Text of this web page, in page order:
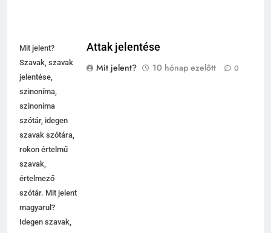
Mit jelent?
Szavak, szavak
jelentése,
szinoníma,
szinoníma
szótár, idegen
szavak szótára,
rokon értelmű
szavak,
értelmező
szótár. Mit jelent
magyarul?
Idegen szavak,
Attak jelentése
Mit jelent?
10 hónap ezelőtt 0
5